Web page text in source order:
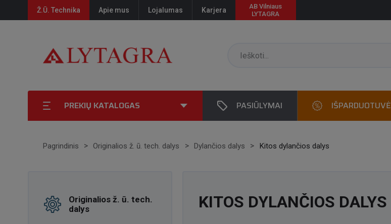
Ž.Ū. Technika Apie mus Lojalumas Karjera
AB Vilniaus
LYTAGRA
PREKIŲ KATALOGAS PASIŪLYMAI IŠPARDUOTUVĖ
Pagrindinis Originalios ž. ū. tech. dalys Dylančios dalys Kitos dylančios dalys
Originalios ž. ū. tech.
dalys
KITOS DYLANČIOS DALYS